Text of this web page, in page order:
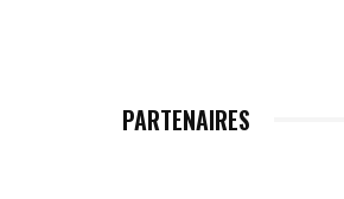
PARTENAIRES